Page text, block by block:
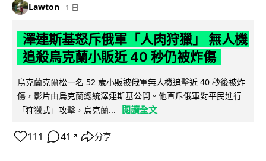
Lawton 1 日
澤連斯基怒斥俄軍「人肉狩獵」 無人機
追殺烏克蘭小販近 40 秒仍被炸傷
烏克蘭克爾松一名 52 歲小販被俄軍無人機追擊近 40 秒後被炸
傷，影片由烏克蘭總統澤連斯基公開。他直斥俄軍對平民進行
「狩獵式」攻擊，烏克蘭...
閱讀全文
111 41 ↗ 分享